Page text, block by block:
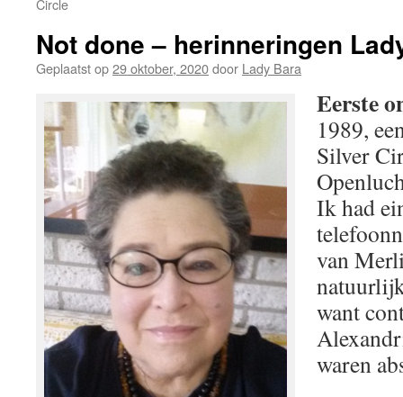
Circle
Not done – herinneringen
Geplaatst op29 oktober, 2020door Lady Bara
Eerste
1989,
Silver
Ik had
van
want
waren